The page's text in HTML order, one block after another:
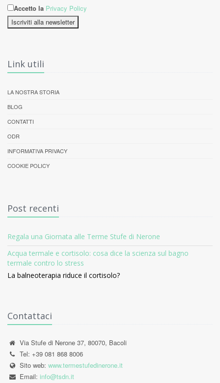
Accetto la Privacy Policy
Iscriviti alla newsletter
Link utili
LA NOSTRA STORIA
BLOG
CONTATTI
ODR
INFORMATIVA PRIVACY
COOKIE POLICY
Post recenti
Regala una Giornata alle Terme Stufe di Nerone
Acqua termale e cortisolo: cosa dice la scienza sul bagno
termale contro lo stress
La balneoterapia riduce il cortisolo?
Contattaci
Via Stufe di Nerone 37, 80070, Bacoli
Tel: +39 081 868 8006
Sito web: www.termestufedinerone.it
Email: info@tsdn.it